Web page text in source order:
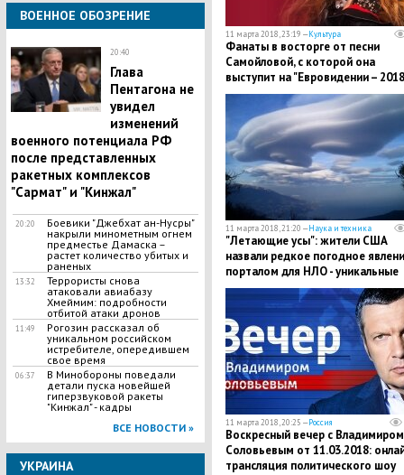
ВОЕННОЕ ОБОЗРЕНИЕ
20:40
Глава
Пентагона не
увидел
изменений
военного потенциала РФ
после представленных
ракетных комплексов
"Сармат" и "Кинжал"
20:20
​Боевики "Джебхат ан-Нусры"
накрыли минометным огнем
предместье Дамаска –
растет количество убитых и
раненых
13:32
Террористы снова
атаковали авиабазу
Хмеймим: подробности
отбитой атаки дронов
11:49
Рогозин рассказал об
уникальном российском
истребителе, опередившем
свое время
06:37
В ​Минобороны поведали
детали пуска новейшей
гипepзвуковой paкеты
"Кинжал" - кадры
ВСЕ НОВОСТИ »
УКРАИНА
11 марта 2018, 23:19 —Культура
Фанаты в восторге от песни
Самойловой, с которой она
выступит на "Евровидении –
кадры
11 марта 2018, 21:20 —Наука и техника
"Летающие усы": жители США
назвали редкое погодное
порталом для НЛО - уникальные
кадры
11 марта 2018, 20:25 —Россия
Воскресный вечер с Владимиром
Соловьевым от 11.03.2018:
трансляция политического шоу